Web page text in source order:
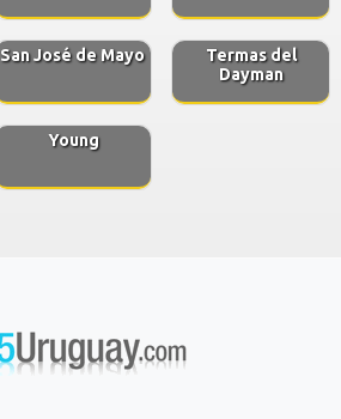
San José de Mayo
Termas del
Dayman
Young